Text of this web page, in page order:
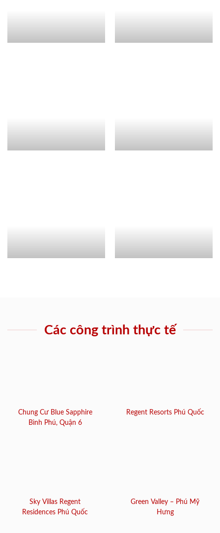
Các công trình thực tế
Chung Cư Blue Sapphire
Bình Phú, Quận 6
Regent Resorts Phú Quốc
Sky Villas Regent
Residences Phú Quốc
Green Valley – Phú Mỹ
Hưng